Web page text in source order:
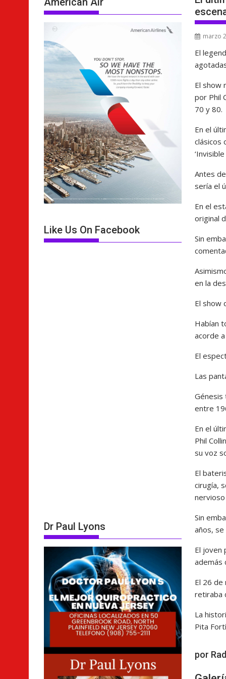
marzo
El
El show
por Phil
70 y 80.
En el
clásicos
‘Invisible
Antes
sería el
En el
original
Sin
en la
El show
Habían
acorde
El
Las
Génesis
entre
En el
Phil
su voz
El
cirugía,
Sin
años,
El joven
además
El 26 de
retiraba
La
Pita
por
Like Us On Facebook
Dr Paul Lyons